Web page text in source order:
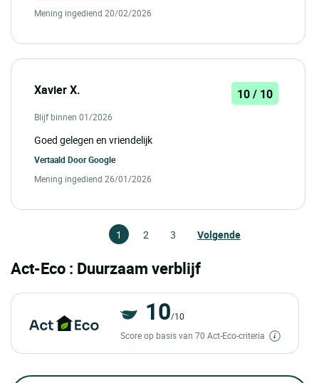
Mening ingediend 20/02/2026
Xavier X. 10 / 10
Blijf binnen 01/2026
Goed gelegen en vriendelijk
Vertaald DoorGoogle
Mening ingediend 26/01/2026
1 2 3 Volgende
Act-Eco : Duurzaam verblijf
10/10
Score op basis van 70 Act-Eco-criteria